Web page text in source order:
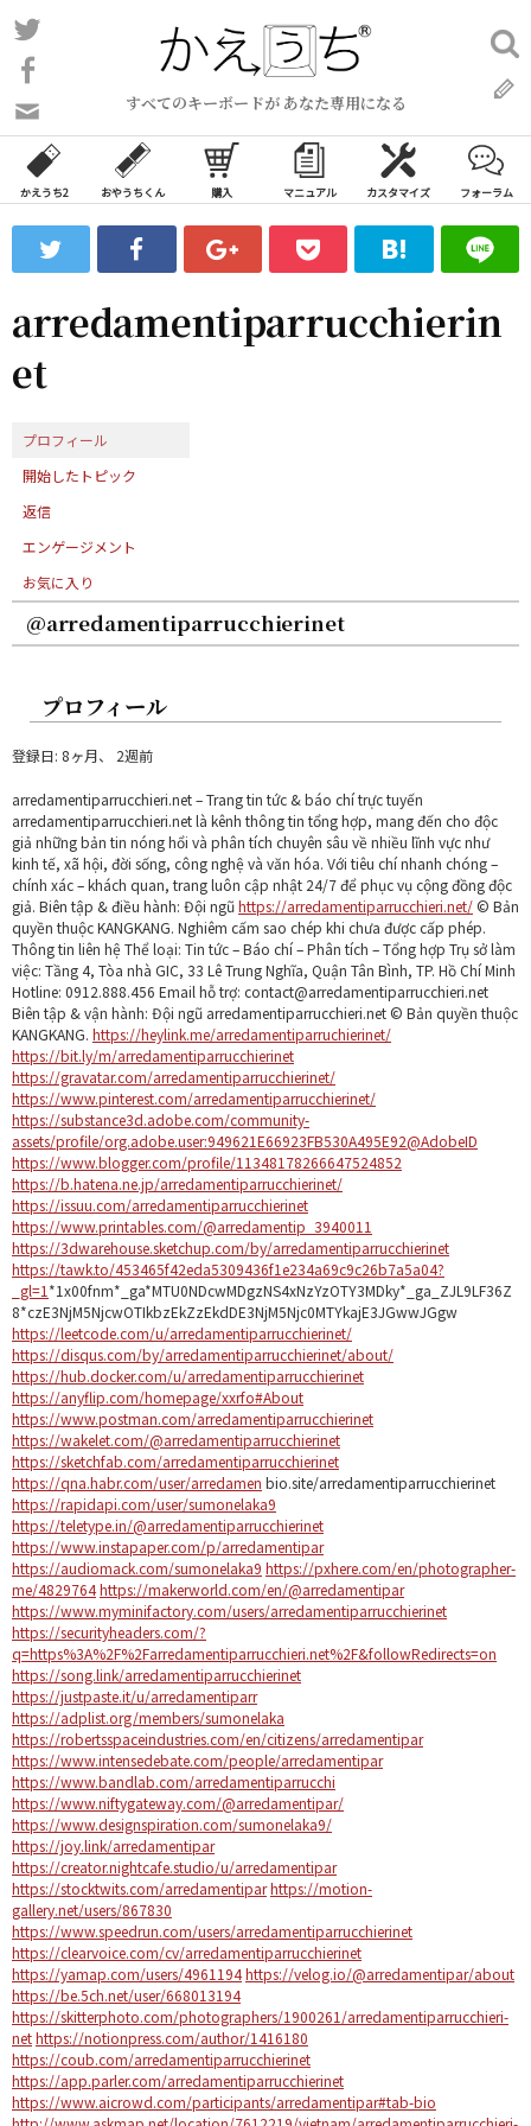
コ
ン
ン
ツ
ス
ッ
すべてのキーボードが あなた専用になる
い
合
わ
フ
ォ
ム
検
索:
かえうち2 おやうちくん 購入 マニュアル カスタマイズ フォーラム
arredamentiparrucchierin
et
プロフィール
開始したトピック
返信
エンゲージメント
お気に入り
@arredamentiparrucchierinet
プロフィール
登録日: 8ヶ月、 2週前
arredamentiparrucchieri.net – Trang tin tức & báo chí trực tuyến
arredamentiparrucchieri.net là kênh thông tin tổng hợp, mang đến cho độc
giả những bản tin nóng hổi và phân tích chuyên sâu về nhiều lĩnh vực như
kinh tế, xã hội, đời sống, công nghệ và văn hóa. Với tiêu chí nhanh chóng –
chính xác – khách quan, trang luôn cập nhật 24/7 để phục vụ cộng đồng độc
giả. Biên tập & điều hành: Đội ngũhttps://arredamentiparrucchieri.net/ © Bản
quyền thuộc KANGKANG. Nghiêm cấm sao chép khi chưa được cấp phép.
Thông tin liên hệ Thể loại: Tin tức – Báo chí – Phân tích – Tổng hợp Trụ sở làm
việc: Tầng 4, Tòa nhà GIC, 33 Lê Trung Nghĩa, Quận Tân Bình, TP. Hồ Chí Minh
Hotline: 0912.888.456 Email hỗ trợ: contact@arredamentiparrucchieri.net
Biên tập & vận hành: Đội ngũ arredamentiparrucchieri.net © Bản quyền thuộc
KANGKANG. https://heylink.me/arredamentiparruchierinet/
https://bit.ly/m/arredamentiparrucchierinet
https://gravatar.com/arredamentiparrucchierinet/
https://www.pinterest.com/arredamentiparrucchierinet/
https://substance3d.adobe.com/community-
assets/profile/org.adobe.user:949621E66923FB530A495E92@AdobeID
https://www.blogger.com/profile/11348178266647524852
https://b.hatena.ne.jp/arredamentiparrucchierinet/
https://issuu.com/arredamentiparrucchierinet
https://www.printables.com/@arredamentip_3940011
https://3dwarehouse.sketchup.com/by/arredamentiparrucchierinet
https://tawk.to/453465f42eda5309436f1e234a69c9c26b7a5a04?
_gl=1 *1x00fnm*_ga*MTU0NDcwMDgzNS4xNzYzOTY3MDky*_ga_ZJL9LF36Z
8*czE3NjM5NjcwOTIkbzEkZzEkdDE3NjM5Njc0MTYkajE3JGwwJGgw
https://leetcode.com/u/arredamentiparrucchierinet/
https://disqus.com/by/arredamentiparrucchierinet/about/
https://hub.docker.com/u/arredamentiparrucchierinet
https://anyflip.com/homepage/xxrfo#About
https://www.postman.com/arredamentiparrucchierinet
https://wakelet.com/@arredamentiparrucchierinet
https://sketchfab.com/arredamentiparrucchierinet
https://qna.habr.com/user/arredamen bio.site/arredamentiparrucchierinet
https://rapidapi.com/user/sumonelaka9
https://teletype.in/@arredamentiparrucchierinet
https://www.instapaper.com/p/arredamentipar
https://audiomack.com/sumonelaka9 https://pxhere.com/en/photographer-
me/4829764https://makerworld.com/en/@arredamentipar
https://www.myminifactory.com/users/arredamentiparrucchierinet
https://securityheaders.com/?
q=https%3A%2F%2Farredamentiparrucchieri.net%2F&followRedirects=on
https://song.link/arredamentiparrucchierinet
https://justpaste.it/u/arredamentiparr
https://adplist.org/members/sumonelaka
https://robertsspaceindustries.com/en/citizens/arredamentipar
https://www.intensedebate.com/people/arredamentipar
https://www.bandlab.com/arredamentiparrucchi
https://www.niftygateway.com/@arredamentipar/
https://www.designspiration.com/sumonelaka9/
https://joy.link/arredamentipar
https://creator.nightcafe.studio/u/arredamentipar
https://stocktwits.com/arredamentiparhttps://motion-
gallery.net/users/867830
https://www.speedrun.com/users/arredamentiparrucchierinet
https://clearvoice.com/cv/arredamentiparrucchierinet
https://yamap.com/users/4961194https://velog.io/@arredamentipar/about
https://be.5ch.net/user/668013194
https://skitterphoto.com/photographers/1900261/arredamentiparrucchieri-
nethttps://notionpress.com/author/1416180
https://coub.com/arredamentiparrucchierinet
https://app.parler.com/arredamentiparrucchierinet
https://www.aicrowd.com/participants/arredamentipar#tab-bio